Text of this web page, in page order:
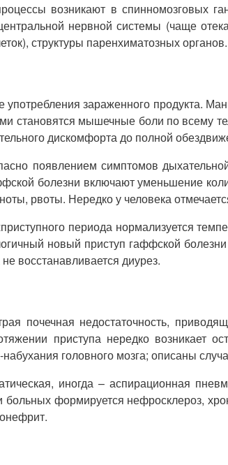
возникают в спинномозговых
нервной системы (чаще
структуры паренхиматозных органов.
зараженного продукта.
становятся мышечные боли по всему
дискомфорта до полной
появлением симптомов
болезни включают уменьшение
рвоты. Нередко у человека
периода нормализуется
новый приступ гаффской
восстанавливается диурез.
почечная недостаточность,
приступа нередко возникает
головного мозга; описаны
иногда – аспирационная
формируется нефросклероз,